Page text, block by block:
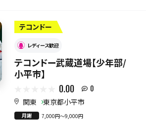
テコンドー
レディース歓迎
テコンドー武蔵道場【少年部/
小平市】
0.00 0
関東 東京都小平市
月謝
7,000円〜9,000円